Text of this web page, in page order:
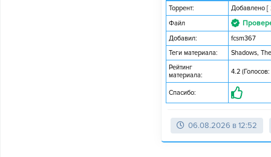
Торрент: Добавлено [
Файл
Добавил:
fcsm367
Теги материала:
Shadows, The
Рейтинг
материала:
4.2
Спасибо:
06.08.2026 в 12:52